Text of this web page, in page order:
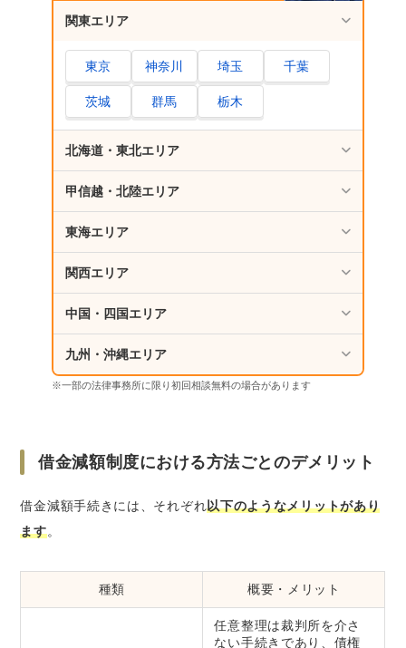
関東エリア
東京 神奈川 埼玉 千葉
茨城 群馬 栃木
北海道・東北エリア
甲信越・北陸エリア
東海エリア
関西エリア
中国・四国エリア
九州・沖縄エリア
※一部の法律事務所に限り初回相談無料の場合があります
借金減額制度における方法ごとのデメリット
借金減額手続きには、それぞれ以下のようなメリットがあり
ます。
種類 概要・メリット
任意整理は裁判所を介さ
ない手続きであり、債権